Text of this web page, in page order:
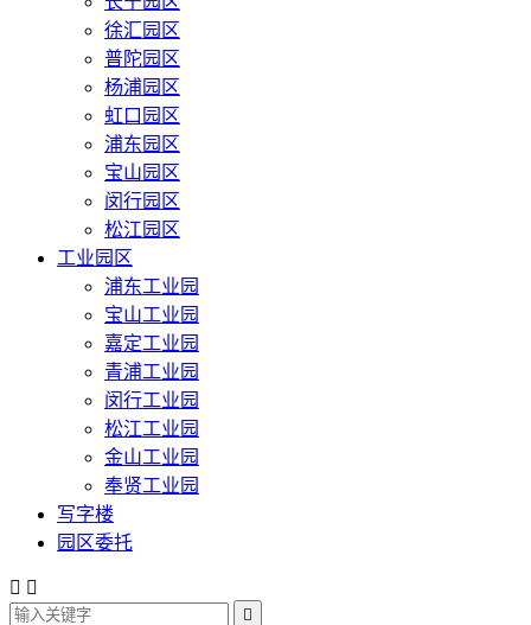
徐汇园区
普陀园区
杨浦园区
虹口园区
浦东园区
宝山园区
闵行园区
松江园区
工业园区
浦东工业园
宝山工业园
嘉定工业园
青浦工业园
闵行工业园
松江工业园
金山工业园
奉贤工业园
写字楼
园区委托
 
